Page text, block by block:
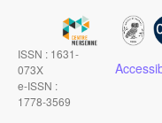
ISSN : 1631-
073X
e-ISSN :
1778-3569